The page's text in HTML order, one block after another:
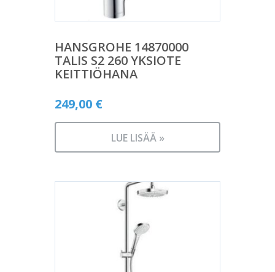
HANSGROHE 14870000
TALIS S2 260 YKSIOTE
KEITTIÖHANA
249,00 €
LUE LISÄÄ »